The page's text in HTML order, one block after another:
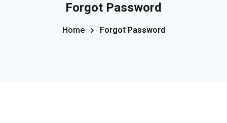
Forgot Password
Home Forgot Password